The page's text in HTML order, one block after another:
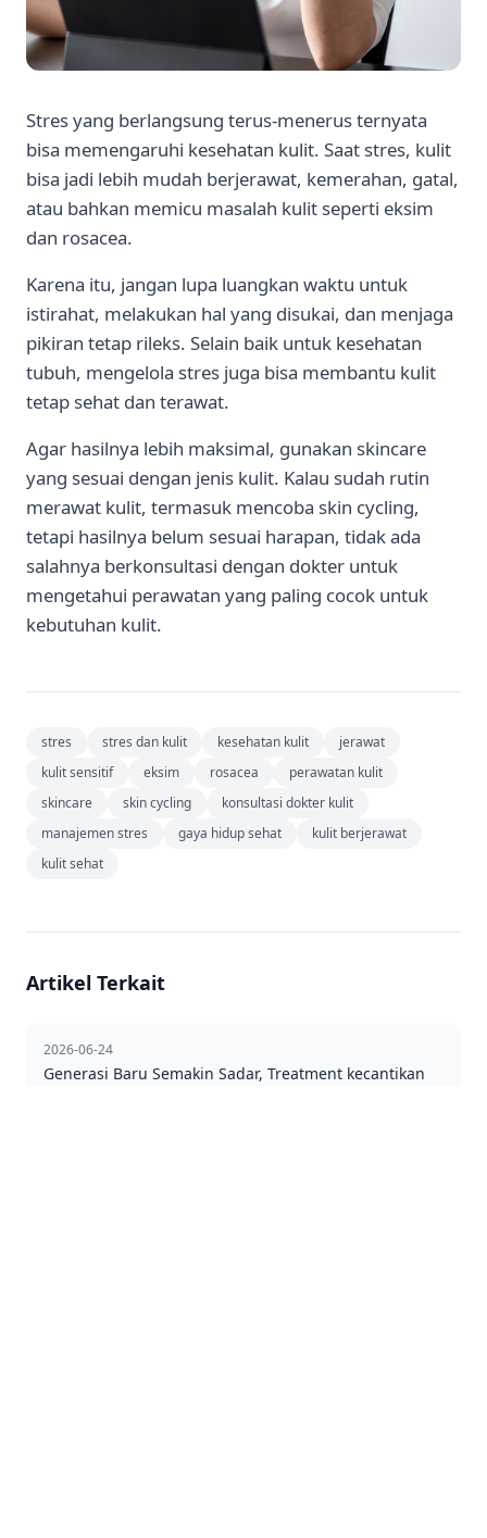
Stres yang berlangsung terus-menerus ternyata
bisa memengaruhi kesehatan kulit. Saat stres, kulit
bisa jadi lebih mudah berjerawat, kemerahan, gatal,
atau bahkan memicu masalah kulit seperti eksim
dan rosacea.
Karena itu, jangan lupa luangkan waktu untuk
istirahat, melakukan hal yang disukai, dan menjaga
pikiran tetap rileks. Selain baik untuk kesehatan
tubuh, mengelola stres juga bisa membantu kulit
tetap sehat dan terawat.
Agar hasilnya lebih maksimal, gunakan skincare
yang sesuai dengan jenis kulit. Kalau sudah rutin
merawat kulit, termasuk mencoba skin cycling,
tetapi hasilnya belum sesuai harapan, tidak ada
salahnya berkonsultasi dengan dokter untuk
mengetahui perawatan yang paling cocok untuk
kebutuhan kulit.
stres stres dan kulit kesehatan kulit
jerawat
kulit sensitif
eksim rosacea
perawatan kulit
skincare
skin cycling
konsultasi dokter kulit
manajemen stres
gaya hidup sehat
kulit berjerawat
kulit sehat
Artikel Terkait
2026-06-24
Generasi Baru Semakin Sadar, Treatment kecantikan